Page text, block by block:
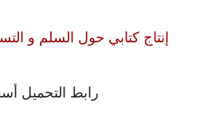
إنتاج كتابي حول السلم و
رابط التحميل